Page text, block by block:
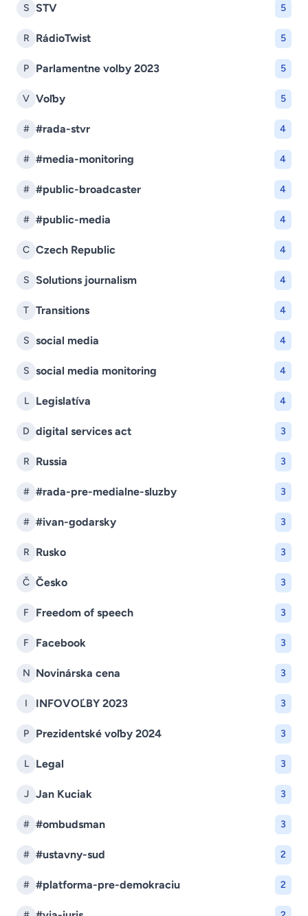
S STV 5
R RádioTwist 5
P Parlamentne volby 2023 5
V Voľby 5
# #rada-stvr 4
# #media-monitoring 4
# #public-broadcaster 4
# #public-media 4
C Czech Republic 4
S Solutions journalism 4
T Transitions 4
S social media 4
S social media monitoring 4
L Legislatíva 4
D digital services act 3
R Russia 3
# #rada-pre-medialne-sluzby 3
# #ivan-godarsky 3
R Rusko 3
Č Česko 3
F Freedom of speech 3
F Facebook 3
N Novinárska cena 3
I INFOVOĽBY 2023 3
P Prezidentské voľby 2024 3
L Legal 3
J Jan Kuciak 3
# #ombudsman 3
# #ustavny-sud 2
# #platforma-pre-demokraciu 2